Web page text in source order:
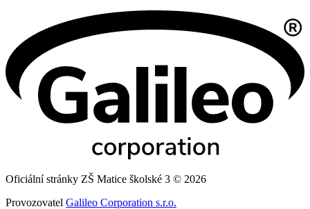
Oficiální stránky ZŠ Matice školské 3 © 2026
Provozovatel Galileo Corporation s.r.o.